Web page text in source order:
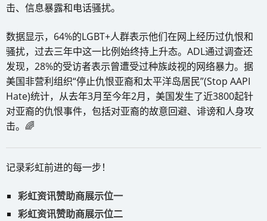
击、信息暴露和电话骚扰。
数据显示，64%的LGBT+人群表示他们在网上经历过仇恨和
骚扰，过去三年中这一比例始终持上升态。ADL通过调查还
发现，28%的受访者表示曾遭受过种族歧视的网络暴力。据
美国非营利组织“停止仇恨亚裔和太平洋岛居民”(Stop AAPI
Hate)统计，从去年3月至今年2月，美国发生了近3800起针
对亚裔的仇恨事件，包括对亚裔的故意回避、诽谤和人身攻
击。🌈
记录彩虹前进的每一步！
彩虹资讯赞助商展示位一
彩虹资讯赞助商展示位二